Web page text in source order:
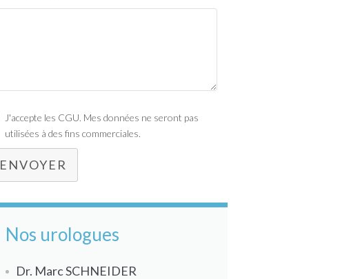
J'accepte les CGU. Mes données ne seront pas
utilisées à des fins commerciales.
ENVOYER
Nos urologues
Dr. Marc SCHNEIDER